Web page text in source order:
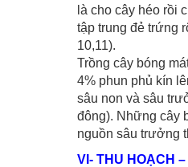
là cho cây héo rồi
tập trung đẻ trứng
10,11).
Trồng cây bóng
4% phun phủ kín
sâu non và sâu
đông). Những cây
nguồn sâu trưởng
VI- THU HOẠCH